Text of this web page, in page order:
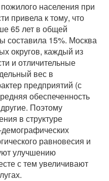
населения при
привела к тому, что
65 лет в общей
составила 15%. Москва
округов, каждый из
и отличительные
вес в
предприятий (с
обеспеченность
Поэтому
в структуре
равновесия и
улучшению
с тем увеличивают